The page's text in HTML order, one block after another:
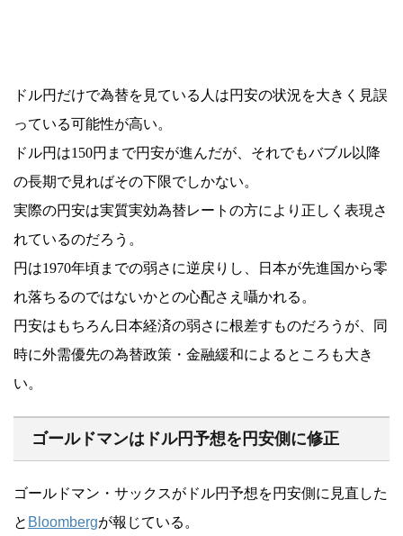
ドル円だけで為替を見ている人は円安の状況を大きく見誤
っている可能性が高い。
ドル円は150円まで円安が進んだが、それでもバブル以降
の長期で見ればその下限でしかない。
実際の円安は実質実効為替レートの方により正しく表現さ
れているのだろう。
円は1970年頃までの弱さに逆戻りし、日本が先進国から零
れ落ちるのではないかとの心配さえ囁かれる。
円安はもちろん日本経済の弱さに根差すものだろうが、同
時に外需優先の為替政策・金融緩和によるところも大き
い。
ゴールドマンはドル円予想を円安側に修正
ゴールドマン・サックスがドル円予想を円安側に見直した
と Bloombergが報じている。